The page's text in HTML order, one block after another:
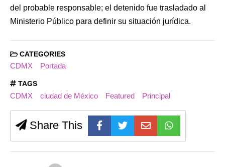
del probable responsable; el detenido fue trasladado al
Ministerio Público para definir su situación jurídica.
CATEGORIES
CDMX Portada
TAGS
CDMX ciudad de México Featured Principal
Share This